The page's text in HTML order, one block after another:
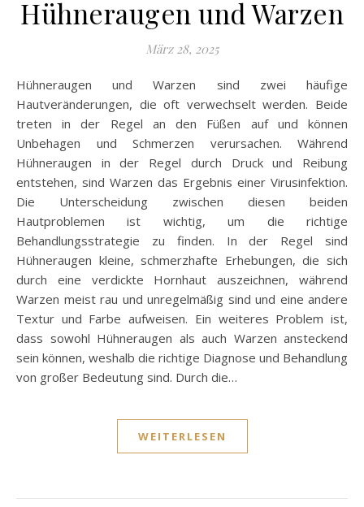
Hühneraugen und Warzen
März 28, 2025
Hühneraugen und Warzen sind zwei häufige
Hautveränderungen, die oft verwechselt werden. Beide
treten in der Regel an den Füßen auf und können
Unbehagen und Schmerzen verursachen. Während
Hühneraugen in der Regel durch Druck und Reibung
entstehen, sind Warzen das Ergebnis einer Virusinfektion.
Die Unterscheidung zwischen diesen beiden
Hautproblemen ist wichtig, um die richtige
Behandlungsstrategie zu finden. In der Regel sind
Hühneraugen kleine, schmerzhafte Erhebungen, die sich
durch eine verdickte Hornhaut auszeichnen, während
Warzen meist rau und unregelmäßig sind und eine andere
Textur und Farbe aufweisen. Ein weiteres Problem ist,
dass sowohl Hühneraugen als auch Warzen ansteckend
sein können, weshalb die richtige Diagnose und Behandlung
von großer Bedeutung sind. Durch die…
WEITERLESEN